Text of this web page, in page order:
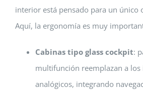
interior está pensado para un único
Aquí, la ergonomía es muy
Cabinas tipo glass cockpit:
multifunción reemplazan a
analógicos, integrando